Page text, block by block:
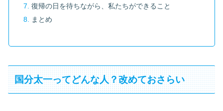
復帰の日を待ちながら、私たちができること
まとめ
国分太一ってどんな人？改めておさらい